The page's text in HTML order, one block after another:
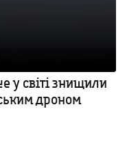
у світі знищили
дроном